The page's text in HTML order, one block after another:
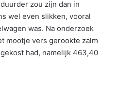
zou zijn dan in
wel even slikken, vooral
was. Na onderzoek
mootje vers gerookte zalm
had, namelijk 463,40